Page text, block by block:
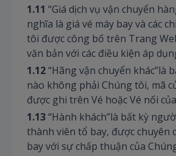
1.11 “Giá dịch vụ vận chuyển
nghĩa là giá vé máy bay và các
tôi được công bố trên Trang
văn bản với các điều kiện áp
1.12“Hãng vận chuyển khác”là
nào không phải Chúng tôi, mã
được ghi trên Vé hoặc Vé nối
1.13“Hành khách”là bất kỳ
thành viên tổ bay, được chuyên
bay với sự chấp thuận của